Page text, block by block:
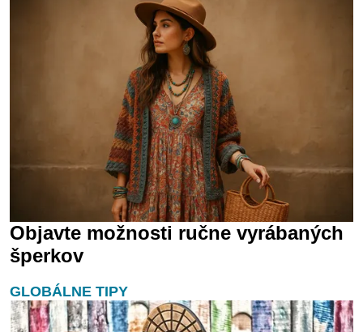
Objavte možnosti ručne vyrábaných
šperkov
GLOBÁLNE TIPY